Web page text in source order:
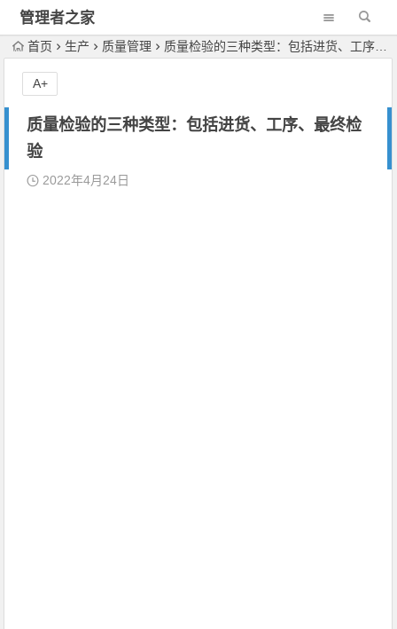
管理者之家
首页 生产 质量管理 质量检验的三种类型：包括进货、工序、最终检验
质量检验的三种类型：包括进货、工序、最终检
验
2022年4月24日
A+